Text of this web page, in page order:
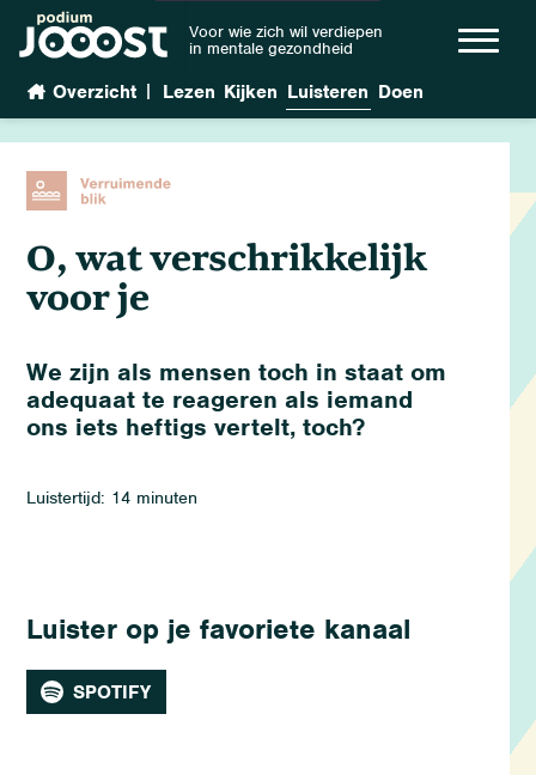
Voor wie zich wil verdiepen
in mentale gezondheid
Overzicht | Lezen Kijken Luisteren Doen
O, wat verschrikkelijk
voor je
We zijn als mensen toch in staat om
adequaat te reageren als iemand
ons iets heftigs vertelt, toch?
Luistertijd: 14 minuten
Luister op je favoriete kanaal
SPOTIFY